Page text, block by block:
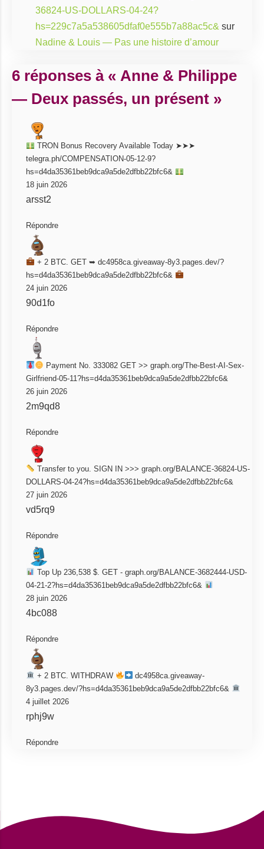
36824-US-DOLLARS-04-24?
hs=229c7a5a538605dfaf0e555b7a88ac5c& sur
Nadine & Louis — Pas une histoire d’amour
6 réponses à « Anne & Philippe
— Deux passés, un présent »
TRON Bonus Recovery Available Today ➤➤➤
telegra.ph/COMPENSATION-05-12-9?
hs=d4da35361beb9dca9a5de2dfbb22bfc6&
18 juin 2026
arsst2
Répondre
+ 2 BTC. GET ➥ dc4958ca.giveaway-8y3.pages.dev/?
hs=d4da35361beb9dca9a5de2dfbb22bfc6&
24 juin 2026
90d1fo
Répondre
Payment No. 333082 GET >> graph.org/The-Best-AI-Sex-
Girlfriend-05-11?hs=d4da35361beb9dca9a5de2dfbb22bfc6&
26 juin 2026
2m9qd8
Répondre
Transfer to you. SIGN IN >>> graph.org/BALANCE-36824-US-
DOLLARS-04-24?hs=d4da35361beb9dca9a5de2dfbb22bfc6&
27 juin 2026
vd5rq9
Répondre
Top Up 236,538 $. GET - graph.org/BALANCE-3682444-USD-
04-21-2?hs=d4da35361beb9dca9a5de2dfbb22bfc6&
28 juin 2026
4bc088
Répondre
+ 2 BTC. WITHDRAW
dc4958ca.giveaway-
8y3.pages.dev/?hs=d4da35361beb9dca9a5de2dfbb22bfc6&
4 juillet 2026
rphj9w
Répondre